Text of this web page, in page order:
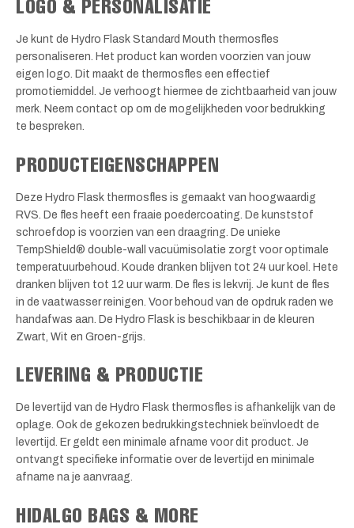
LOGO & PERSONALISATIE
Je kunt de Hydro Flask Standard Mouth thermosfles
personaliseren. Het product kan worden voorzien van jouw
eigen logo. Dit maakt de thermosfles een effectief
promotiemiddel. Je verhoogt hiermee de zichtbaarheid van jouw
merk. Neem contact op om de mogelijkheden voor bedrukking
te bespreken.
PRODUCTEIGENSCHAPPEN
Deze Hydro Flask thermosfles is gemaakt van hoogwaardig
RVS. De fles heeft een fraaie poedercoating. De kunststof
schroefdop is voorzien van een draagring. De unieke
TempShield® double-wall vacuümisolatie zorgt voor optimale
temperatuurbehoud. Koude dranken blijven tot 24 uur koel. Hete
dranken blijven tot 12 uur warm. De fles is lekvrij. Je kunt de fles
in de vaatwasser reinigen. Voor behoud van de opdruk raden we
handafwas aan. De Hydro Flask is beschikbaar in de kleuren
Zwart, Wit en Groen-grijs.
LEVERING & PRODUCTIE
De levertijd van de Hydro Flask thermosfles is afhankelijk van de
oplage. Ook de gekozen bedrukkingstechniek beïnvloedt de
levertijd. Er geldt een minimale afname voor dit product. Je
ontvangt specifieke informatie over de levertijd en minimale
afname na je aanvraag.
HIDALGO BAGS & MORE